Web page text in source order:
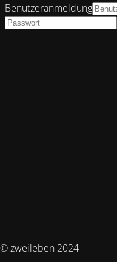
© zweileben 2024
Benutzeranmeldung